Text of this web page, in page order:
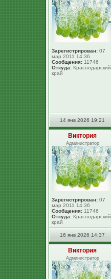
Зарегистрирован: 07
мар 2011 14:36
Сообщения: 11746
Откуда: Краснодарский
край
14 янв 2026 19:21
Виктория
Администратор
Зарегистрирован: 07
мар 2011 14:36
Сообщения: 11746
Откуда: Краснодарский
край
16 янв 2026 14:37
Виктория
Администратор